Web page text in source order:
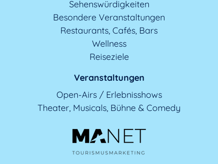
Sehenswürdigkeiten
Besondere Veranstaltungen
Restaurants, Cafés, Bars
Wellness
Reiseziele
Veranstaltungen
Open-Airs / Erlebnisshows
Theater, Musicals, Bühne & Comedy